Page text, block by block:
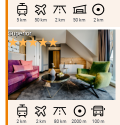
5 km 50 km 2 km 50 km 2 km
Superior
2 km 2 km 80 km 2000 m 100 m